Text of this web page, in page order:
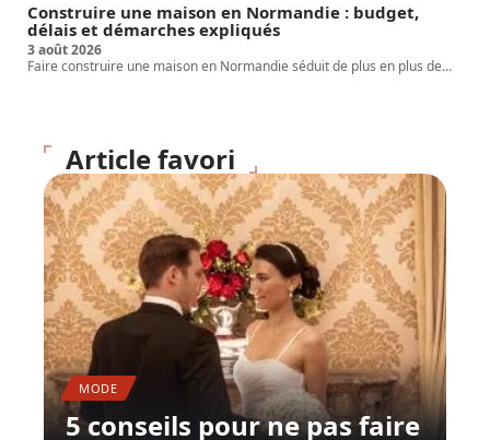
Construire une maison en Normandie : budget,
délais et démarches expliqués
3 août 2026
Faire construire une maison en Normandie séduit de plus en plus de…
Article favori
MODE
5 conseils pour ne pas faire